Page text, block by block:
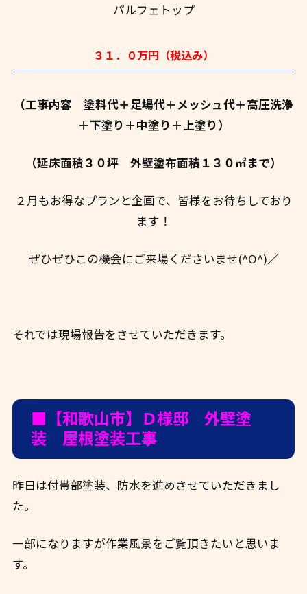
パルフェトップ
３１．０万円（税込み）
（工事内容 塗料代＋足場代＋メッシュ代＋高圧洗浄
＋下塗り＋中塗り＋上塗り）
（延床面積３０坪 外壁塗布面積１３０㎡まで）
２月もお得なプランと企画で、皆様をお待ちしており
ます！
ぜひぜひこの機会にご来場くださいませ(^O^)／
それでは現場報告をさせていただきます。
■【和歌山市】Ｄ様邸 外壁塗
装 屋根塗装工事
昨日は付帯部塗装、防水を進めさせていただきまし
た。
一部になりますが作業風景をご覧頂きたいと思いま
す。